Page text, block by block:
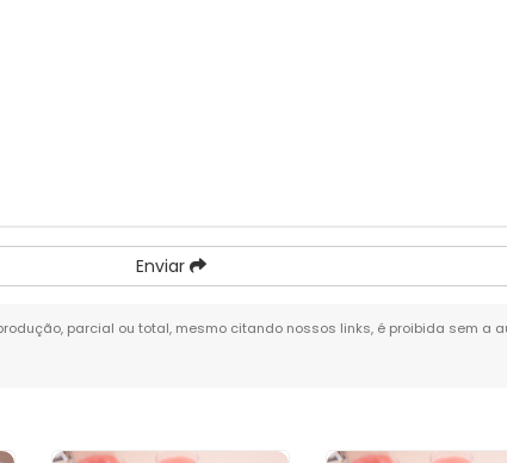
Enviar
parcial ou total, mesmo citando nossos links, é proibida sem a